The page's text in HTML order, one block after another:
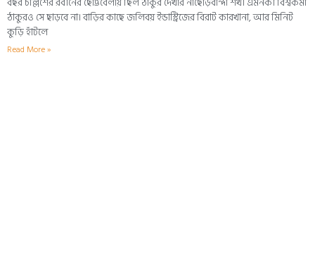
ঠাকুরও সে ছাড়বে না। বাড়ির কাছে জলিবয় ইন্ডাস্ট্রিজের বিরাট কারখানা, আর মিনিট
কুড়ি হাঁটলে
Read More »